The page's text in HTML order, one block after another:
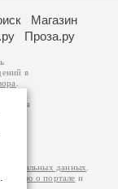
Магазин
Проза.ру
в
за
данных
о портале и